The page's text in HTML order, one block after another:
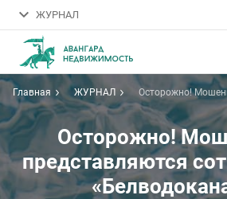
ЖУРНАЛ
Главная ЖУРНАЛ
Осторожно!
представляются
«Белводоканала»
Осторожно!
представляются